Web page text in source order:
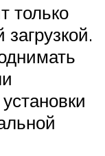
только